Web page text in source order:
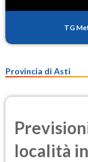
TG
Provincia di Asti
località